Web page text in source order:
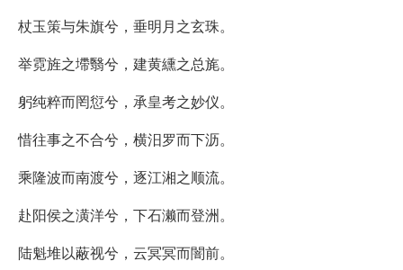
杖玉策与朱旗兮，垂明月之玄珠。
举霓旌之墆翳兮，建黄纁之总旄。
躬纯粹而罔愆兮，承皇考之妙仪。
惜往事之不合兮，横汨罗而下沥。
乘隆波而南渡兮，逐江湘之顺流。
赴阳侯之潢洋兮，下石濑而登洲。
陆魁堆以蔽视兮，云冥冥而闇前。